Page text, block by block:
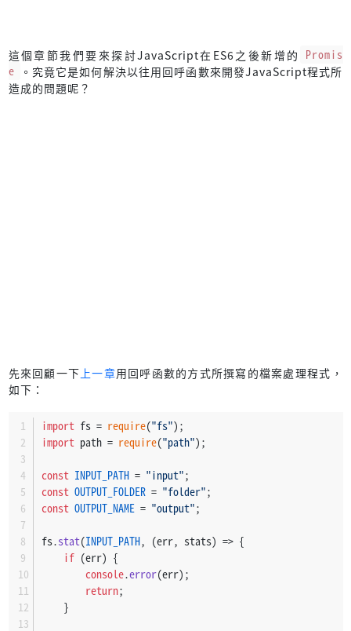
這個章節我們要來探討JavaScript在ES6之後新增的 Promis
e
。究竟它是如何解決以往用回呼函數來開發JavaScript程式所
造成的問題呢？
先來回顧一下 上一章用回呼函數的方式所撰寫的檔案處理程式，
如下：
import fs = require("fs");
import path = require("path");
const INPUT_PATH = "input";
const OUTPUT_FOLDER = "folder";
const OUTPUT_NAME = "output";
fs.stat(INPUT_PATH, (err, stats) => {
if (err) {
console.error(err);
return;
    }